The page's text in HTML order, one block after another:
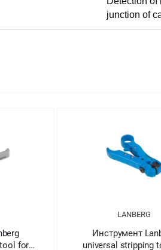
junction of
for
LANBERG
Инструмент
universal stripping